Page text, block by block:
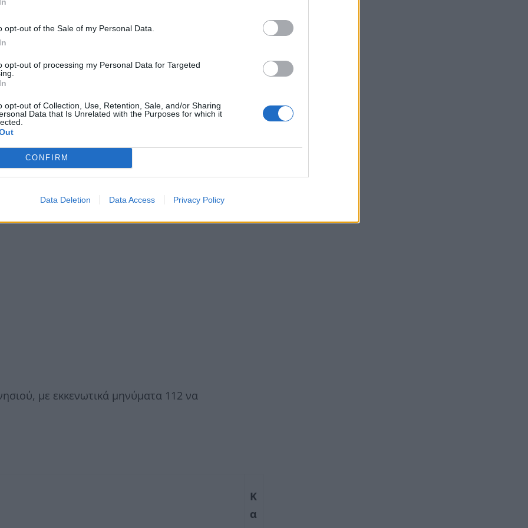
opt-out of the Sale of my Personal Data.
opt-out of processing my Personal Data for Targeted
opt-out of Collection, Use, Retention, Sale, and/or Sharing
Data that Is Unrelated with the Purposes for which it
CONFIRM
Data Deletion Data Access Privacy Policy
περιοχές σε αυτούς τους νομούς, με
απομάκρυνση των κατοίκων.
Κεφαλονιά, Χίος)
: Πολλαπλές φωτιές σε εξέλιξη, με εκκενώσεις
με εκκενωτικά μηνύματα 112 να
Κ
α